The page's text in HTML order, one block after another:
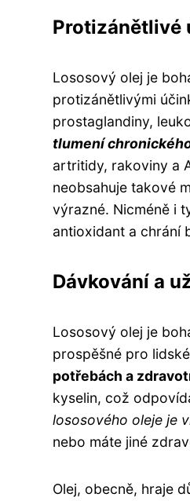
Protizánětlivé
Lososový olej je
protizánětlivými
prostaglandiny,
tlumení
artritidy, rakoviny a
neobsahuje takové
výrazné. Nicméně i
antioxidant a chrání
Dávkování a
Lososový olej je
prospěšné pro
potřebách a
kyselin, což
lososového oleje je
nebo máte jiné
Olej, obecně, hraje